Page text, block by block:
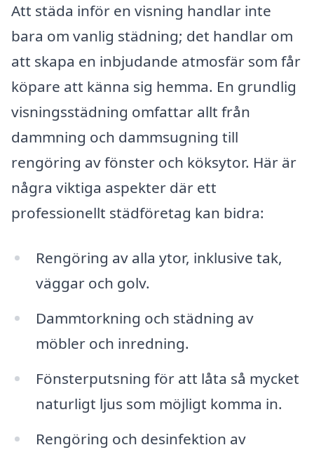
Att städa inför en visning handlar inte
bara om vanlig städning; det handlar om
att skapa en inbjudande atmosfär som får
köpare att känna sig hemma. En grundlig
visningsstädning omfattar allt från
dammning och dammsugning till
rengöring av fönster och köksytor. Här är
några viktiga aspekter där ett
professionellt städföretag kan bidra:
Rengöring av alla ytor, inklusive tak,
väggar och golv.
Dammtorkning och städning av
möbler och inredning.
Fönsterputsning för att låta så mycket
naturligt ljus som möjligt komma in.
Rengöring och desinfektion av